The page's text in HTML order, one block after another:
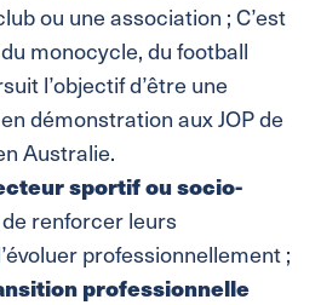
ou une association ; C’est
monocycle, du football
l’objectif d’être une
démonstration aux JOP de
Australie.
sportif ou socio-
renforcer leurs
professionnellement ;
professionnelle